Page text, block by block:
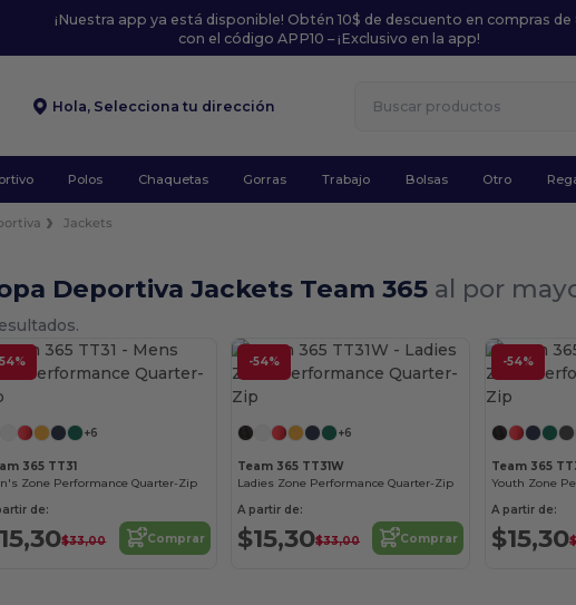
¡Nuestra app ya está disponible! Obtén 10$ de descuento en compras de
con el código APP10 – ¡Exclusivo en la app!
Hola, Selecciona tu dirección
Polos Chaquetas Gorras Trabajo Bolsas Otro
Jackets
Deportiva Jackets Team 365 al por
¡Personalízalo!
+6
365 TT31
Zone Performance Quarter-Zip
de:
$33,00 Comprar
-54%
¡Personalízalo!
+6
Team 365 TT31W
Ladies Zone Performance Quarter-Zip
A partir de:
$15,30$33,00 Comprar
-54%
Team 365
Youth Zone
A partir de:
$15,30